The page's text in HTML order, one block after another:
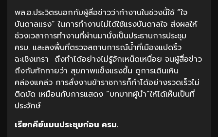
พล.อ.ประวิตรบอกกับผู้สื่อข่าวว่าทำงานในช่วงนี้ใช้ “ใจ
บันดาลแรง” ในการทำงานไม่ได้ใช้แรงบันดาลใจ ส่งผลให้
ช่วงเวลาการทำงานที่ผ่านมานั่งเป็นประธานการประชุม
ครม. และลงพื้นที่ตรวจสถานการณ์น้ำที่เมืองแปดริ้ว
ฉะเชิงเทรา ถึงทำได้อย่างไม่รู้จักเหน็ดเหนื่อย จนผู้สื่อข่าว
ถึงกับทักทายว่า สุขภาพแข็งแรงขึ้น ดูการเดินเหิน
คล่องแคล่ว การสั่งงานข้าราชการก็ทำได้อย่างรวดเร็วไม่
ติดขัด เหมือนกับการแสดง “บทบาทผู้นำ”ให้ได้เห็นเป็นที่
ประจักษ์
เรียกคีย์แมนประชุมก่อน ครม.